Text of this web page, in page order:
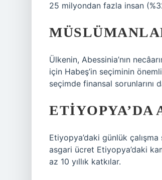
25 milyondan fazla insan
Ülkenin, Abessinia’nın
için Habeş’in seçiminin
seçimde finansal sorunlarını
ETIYOPYA’DA
Etiyopya’daki günlük çalışma
asgari ücret Etiyopya’daki
az 10 yıllık katkılar.